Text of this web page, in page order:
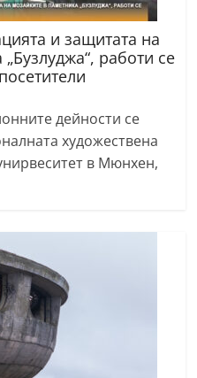
и защитата на
работи се
дейности се
художествена
в Мюнхен,